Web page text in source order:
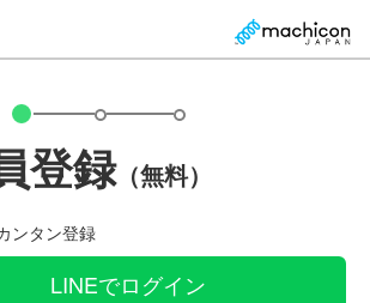
登録（無料）
ンタン登録
LINEでログイン